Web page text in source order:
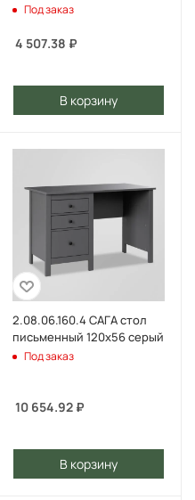
Под заказ
4 507.38 ₽
В корзину
2.08.06.160.4 САГА стол
письменный 120х56 серый
Под заказ
10 654.92 ₽
В корзину